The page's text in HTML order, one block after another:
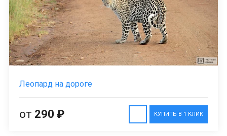
Леопард на дороге
КУПИТЬ В 1 КЛИК
от 290 ₽